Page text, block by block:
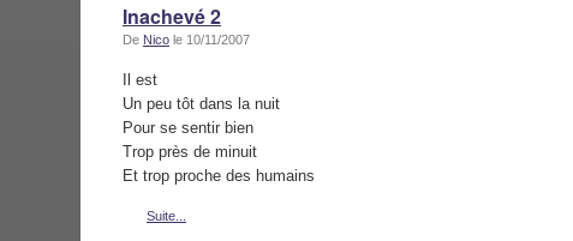
Inachevé 2
De Nico le 10/11/2007
Il est
Un peu tôt dans la nuit
Pour se sentir bien
Trop près de minuit
Et trop proche des humains
Suite...